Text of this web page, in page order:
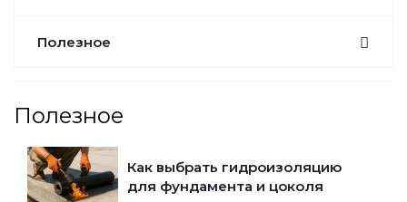
Полезное
Полезное
Как выбрать гидроизоляцию
для фундамента и цоколя